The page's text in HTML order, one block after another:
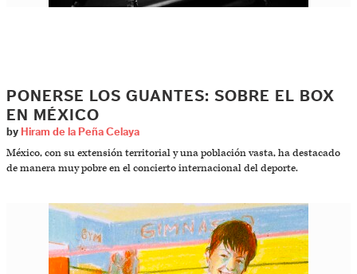
PONERSE LOS GUANTES: SOBRE EL BOX
EN MÉXICO
by Hiram de la Peña Celaya
México, con su extensión territorial y una población vasta, ha destacado
de manera muy pobre en el concierto internacional del deporte.